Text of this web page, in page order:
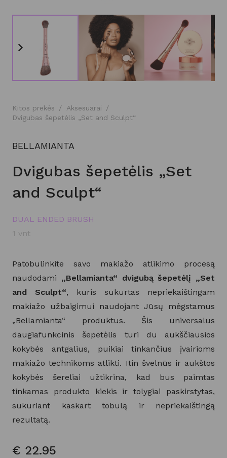
Kitos prekės / Aksesuarai
/
Dvigubas šepetėlis „Set and Sculpt“
BELLAMIANTA
Dvigubas šepetėlis „Set
and Sculpt“
DUAL ENDED BRUSH
1 vnt
Patobulinkite savo makiažo atlikimo procesą
naudodami „Bellamianta“ dvigubą šepetėlį „Set
and Sculpt“, kuris sukurtas nepriekaištingam
makiažo užbaigimui naudojant Jūsų mėgstamus
„Bellamianta“ produktus. Šis universalus
daugiafunkcinis šepetėlis turi du aukščiausios
kokybės antgalius, puikiai tinkančius įvairioms
makiažo technikoms atlikti. Itin švelnūs ir aukštos
kokybės šereliai užtikrina, kad bus paimtas
tinkamas produkto kiekis ir tolygiai paskirstytas,
sukuriant kaskart tobulą ir nepriekaištingą
rezultatą.
€ 22.95